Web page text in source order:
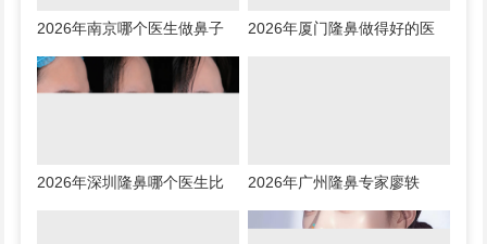
2026年南京哪个医生做鼻子
比较好？林金德、刘昭政、刘
涛、黄金龙、曹海峰谁隆鼻技
2026年厦门隆鼻做得好的医
2026年深圳隆鼻哪个医生比
2026年广州隆鼻专家廖轶
平、潘卫峰、李希军、佘高